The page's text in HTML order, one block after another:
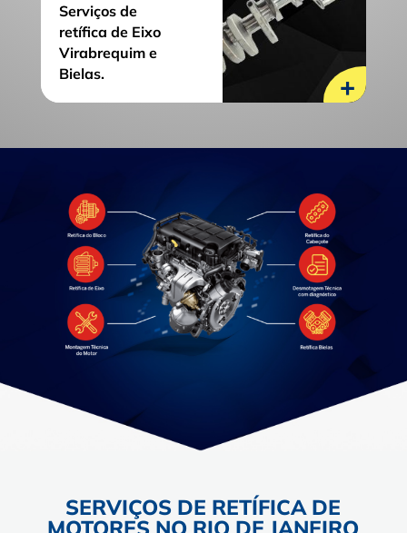
Serviços de
retífica de Eixo
Virabrequim e
Bielas.
+
SERVIÇOS DE RETÍFICA DE
MOTORES NO RIO DE JANEIRO